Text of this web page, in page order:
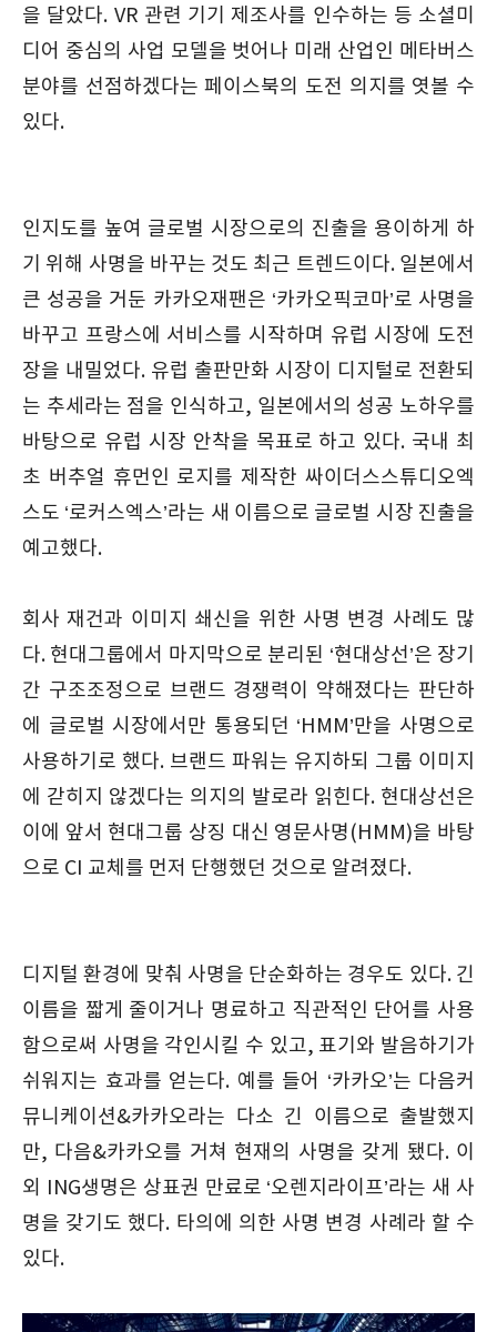
을 달았다. VR 관련 기기 제조사를 인수하는 등 소셜미
디어 중심의 사업 모델을 벗어나 미래 산업인 메타버스
분야를 선점하겠다는 페이스북의 도전 의지를 엿볼 수
있다.
인지도를 높여 글로벌 시장으로의 진출을 용이하게 하
기 위해 사명을 바꾸는 것도 최근 트렌드이다. 일본에서
큰 성공을 거둔 카카오재팬은 ‘카카오픽코마’로 사명을
바꾸고 프랑스에 서비스를 시작하며 유럽 시장에 도전
장을 내밀었다. 유럽 출판만화 시장이 디지털로 전환되
는 추세라는 점을 인식하고, 일본에서의 성공 노하우를
바탕으로 유럽 시장 안착을 목표로 하고 있다. 국내 최
초 버추얼 휴먼인 로지를 제작한 싸이더스스튜디오엑
스도 ‘로커스엑스’라는 새 이름으로 글로벌 시장 진출을
예고했다.
회사 재건과 이미지 쇄신을 위한 사명 변경 사례도 많
다. 현대그룹에서 마지막으로 분리된 ‘현대상선’은 장기
간 구조조정으로 브랜드 경쟁력이 약해졌다는 판단하
에 글로벌 시장에서만 통용되던 ‘HMM’만을 사명으로
사용하기로 했다. 브랜드 파워는 유지하되 그룹 이미지
에 갇히지 않겠다는 의지의 발로라 읽힌다. 현대상선은
이에 앞서 현대그룹 상징 대신 영문사명(HMM)을 바탕
으로 CI 교체를 먼저 단행했던 것으로 알려졌다.
디지털 환경에 맞춰 사명을 단순화하는 경우도 있다. 긴
이름을 짧게 줄이거나 명료하고 직관적인 단어를 사용
함으로써 사명을 각인시킬 수 있고, 표기와 발음하기가
쉬워지는 효과를 얻는다. 예를 들어 ‘카카오’는 다음커
뮤니케이션&카카오라는 다소 긴 이름으로 출발했지
만, 다음&카카오를 거쳐 현재의 사명을 갖게 됐다. 이
외 ING생명은 상표권 만료로 ‘오렌지라이프’라는 새 사
명을 갖기도 했다. 타의에 의한 사명 변경 사례라 할 수
있다.